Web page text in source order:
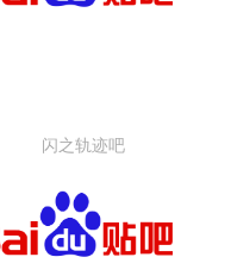
闪之轨迹吧